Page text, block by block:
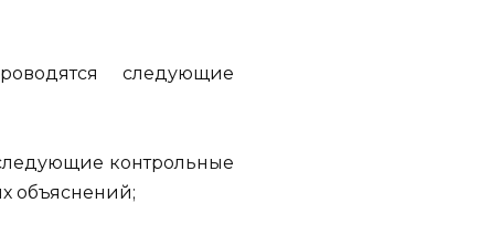
следующие
контрольные
объяснений;